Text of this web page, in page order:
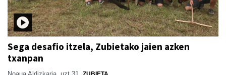
Sega desafio itzela, Zubietako jaien azken
txanpan